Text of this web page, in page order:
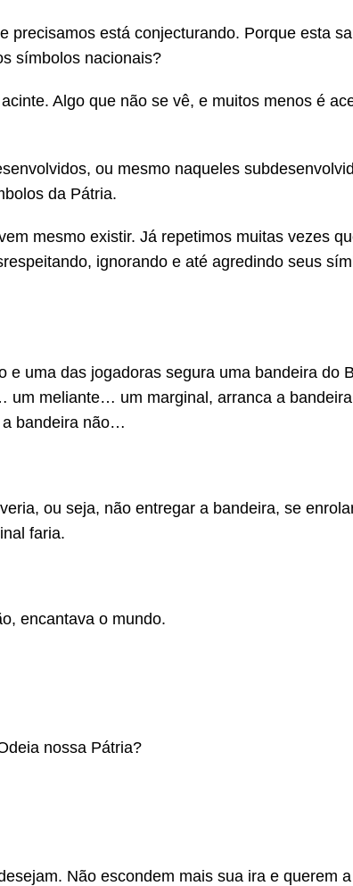
precisamos está conjecturando. Porque esta
símbolos nacionais?
Algo que não se vê, e muitos menos é
ou mesmo naqueles
da Pátria.
mesmo existir. Já repetimos muitas vezes
ignorando e até agredindo seus
uma das jogadoras segura uma bandeira do
um meliante… um marginal, arranca a
a bandeira não…
ou seja, não entregar a bandeira, se
faria.
encantava o mundo.
nossa Pátria?
Não escondem mais sua ira e querem